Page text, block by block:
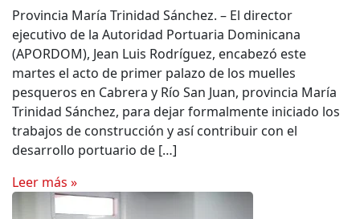
Provincia María Trinidad Sánchez. – El director
ejecutivo de la Autoridad Portuaria Dominicana
(APORDOM), Jean Luis Rodríguez, encabezó este
martes el acto de primer palazo de los muelles
pesqueros en Cabrera y Río San Juan, provincia María
Trinidad Sánchez, para dejar formalmente iniciado los
trabajos de construcción y así contribuir con el
desarrollo portuario de […]
Leer más »